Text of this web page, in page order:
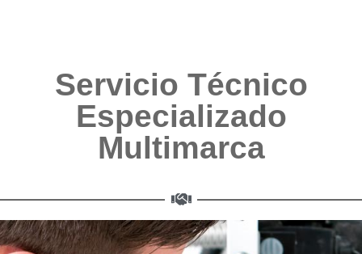
Servicio Técnico
Especializado
Multimarca